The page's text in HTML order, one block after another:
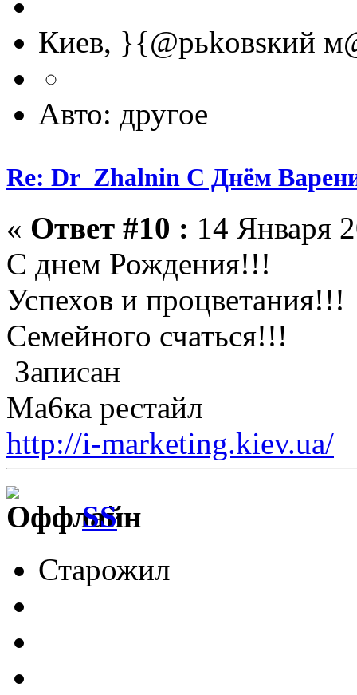
Киев, }{@рьkовsкий
Авто: другое
Re: Dr_Zhalnin С Днём
« Ответ #10 : 14 Января
С днем Рождения!!!
Успехов и процветания!!!
Семейного счаться!!!
Записан
Ма6ка рестайл
http://i-marketing.kiev.ua/
SS
Старожил